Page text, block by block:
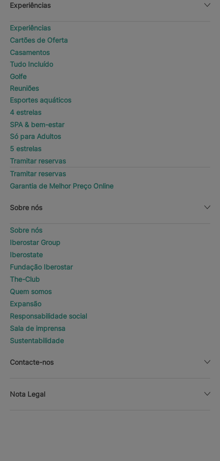
Experiências
Experiências
Cartões de Oferta
Casamentos
Tudo Incluído
Golfe
Reuniões
Esportes aquáticos
4 estrelas
SPA & bem-estar
Só para Adultos
5 estrelas
Tramitar reservas
Tramitar reservas
Garantia de Melhor Preço Online
Sobre nós
Sobre nós
Iberostar Group
Iberostate
Fundação Iberostar
The-Club
Quem somos
Expansão
Responsabilidade social
Sala de imprensa
Sustentabilidade
Contacte-nos
Nota Legal